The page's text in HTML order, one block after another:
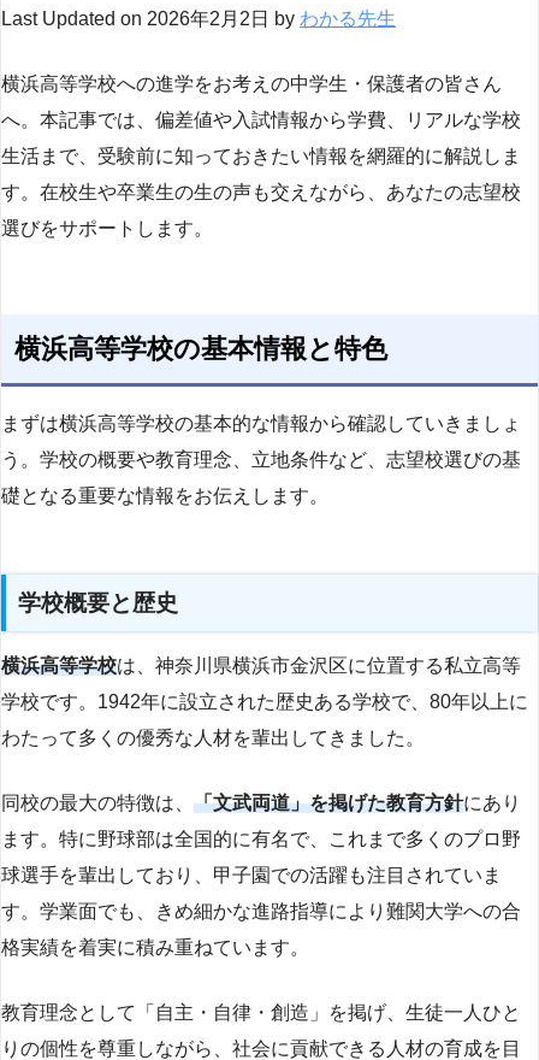
Last Updated on 2026年2月2日 by わかる先生
横浜高等学校への進学をお考えの中学生・保護者の皆さん
へ。本記事では、偏差値や入試情報から学費、リアルな学校
生活まで、受験前に知っておきたい情報を網羅的に解説しま
す。在校生や卒業生の生の声も交えながら、あなたの志望校
選びをサポートします。
横浜高等学校の基本情報と特色
まずは横浜高等学校の基本的な情報から確認していきましょ
う。学校の概要や教育理念、立地条件など、志望校選びの基
礎となる重要な情報をお伝えします。
学校概要と歴史
横浜高等学校は、神奈川県横浜市金沢区に位置する私立高等
学校です。1942年に設立された歴史ある学校で、80年以上に
わたって多くの優秀な人材を輩出してきました。
同校の最大の特徴は、 「文武両道」を掲げた教育方針にあり
ます。特に野球部は全国的に有名で、これまで多くのプロ野
球選手を輩出しており、甲子園での活躍も注目されていま
す。学業面でも、きめ細かな進路指導により難関大学への合
格実績を着実に積み重ねています。
教育理念として「自主・自律・創造」を掲げ、生徒一人ひと
りの個性を尊重しながら、社会に貢献できる人材の育成を目